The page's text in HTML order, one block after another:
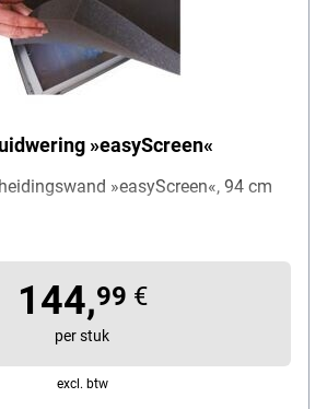
»easyScreen«
»easyScreen«, 94 cm
144,99 €
per stuk
excl. btw